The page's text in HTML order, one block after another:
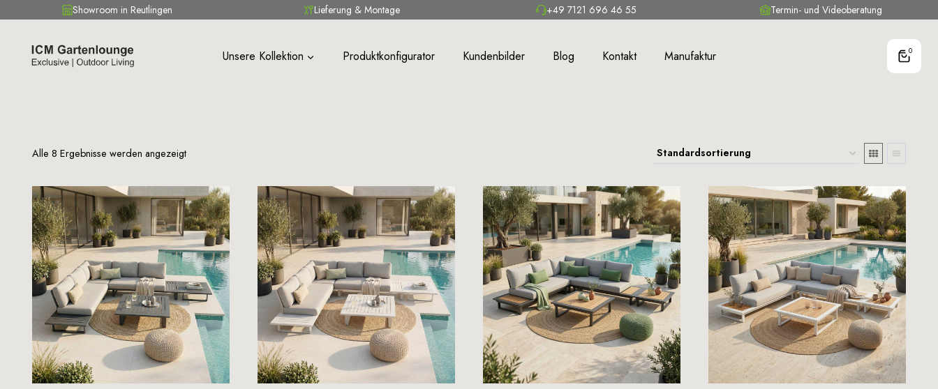
Showroom in Reutlingen Lieferung & Montage +49 7121 696 46 55 Termin- und Videoberatung
springen
Unsere Kollektion Produktkonfigurator Kundenbilder Blog Kontakt Manufaktur 0
Alle 8 Ergebnisse werden angezeigt